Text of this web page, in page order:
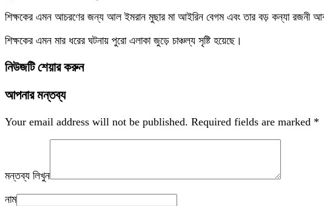
শিক্ষকের এমন আচরণের জন্য আল ইমরান মুছার মা আইরিন বেগম এবং তার বড় কন্যা রজনী
শিক্ষকের এমন মার ধরের ঘটনায় পুরো এলাকা জুড়ে চাঞ্চল্য সৃষ্টি হয়েছে।
নিউজটি শেয়ার করুন
আপনার মন্তব্য
Your email address will not be published. Required fields are marked *
মন্তব্য লিখুন
নাম